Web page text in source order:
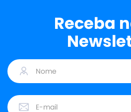
Receba